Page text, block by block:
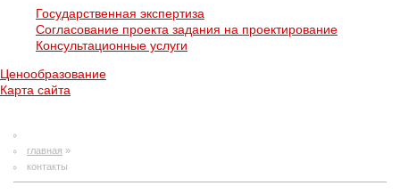
Государственная экспертиза
Согласование проекта задания на проектирование
Консультационные услуги
Ценообразование
Карта сайта
главная »
контакты